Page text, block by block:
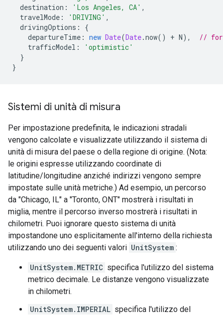
destination : 'Los Angeles, CA' ,
travelMode : 'DRIVING' ,
drivingOptions :
{
departureTime : new Date(Date.now() + N),
// for
trafficModel :
'optimistic'
}
}
Sistemi di unità di misura
Per impostazione predefinita, le indicazioni stradali
vengono calcolate e visualizzate utilizzando il sistema di
unità di misura del paese o della regione di origine. (Nota:
le origini espresse utilizzando coordinate di
latitudine/longitudine anziché indirizzi vengono sempre
impostate sulle unità metriche.) Ad esempio, un percorso
da "Chicago, IL" a "Toronto, ONT" mostrerà i risultati in
miglia, mentre il percorso inverso mostrerà i risultati in
chilometri. Puoi ignorare questo sistema di unità
impostandone uno esplicitamente all'interno della richiesta
utilizzando uno dei seguenti valori UnitSystem :
UnitSystem.METRIC specifica l'utilizzo del sistema
metrico decimale. Le distanze vengono visualizzate
in chilometri.
UnitSystem.IMPERIAL specifica l'utilizzo del